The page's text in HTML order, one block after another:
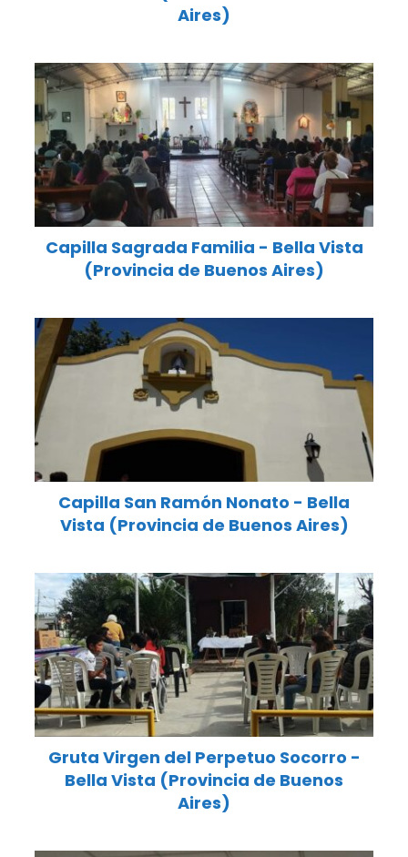
Aires)
Capilla Sagrada Familia - Bella Vista
(Provincia de Buenos Aires)
Capilla San Ramón Nonato - Bella
Vista (Provincia de Buenos Aires)
Gruta Virgen del Perpetuo Socorro -
Bella Vista (Provincia de Buenos
Aires)